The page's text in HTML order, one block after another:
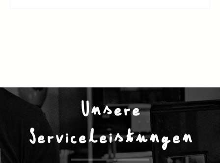
Unsere
Serviceleistungen